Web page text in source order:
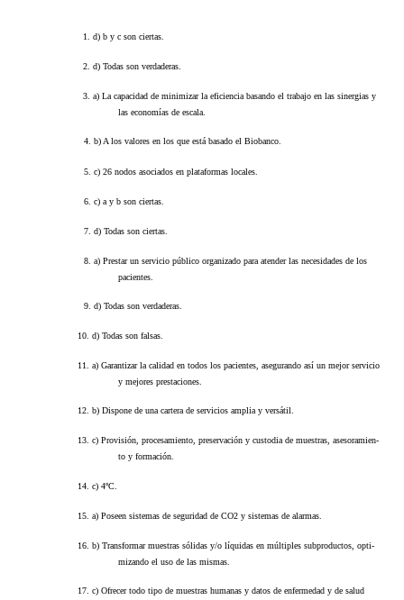
1. d) b y c son ciertas.
2. d) Todas son verdaderas.
3. a) La capacidad de minimizar la eficiencia basando el trabajo en las sinergias y
las economías de escala.
4. b) A los valores en los que está basado el Biobanco.
5. c) 26 nodos asociados en plataformas locales.
6. c) a y b son ciertas.
7. d) Todas son ciertas.
8. a) Prestar un servicio público organizado para atender las necesidades de los
pacientes.
9. d) Todas son verdaderas.
10. d) Todas son falsas.
11. a) Garantizar la calidad en todos los pacientes, asegurando así un mejor servicio
y mejores prestaciones.
12. b) Dispone de una cartera de servicios amplia y versátil.
13. c) Provisión, procesamiento, preservación y custodia de muestras, asesoramien-
to y formación.
14. c) 4ºC.
15. a) Poseen sistemas de seguridad de CO2 y sistemas de alarmas.
16. b) Transformar muestras sólidas y/o líquidas en múltiples subproductos, opti-
mizando el uso de las mismas.
17. c) Ofrecer todo tipo de muestras humanas y datos de enfermedad y de salud